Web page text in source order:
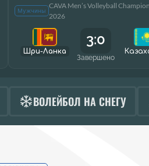
Мужчины
CAVA Men’s Volleyball
2026
Шри-Ланка
3:0
Завершено
ВОЛЕЙБОЛ НА СНЕГУ